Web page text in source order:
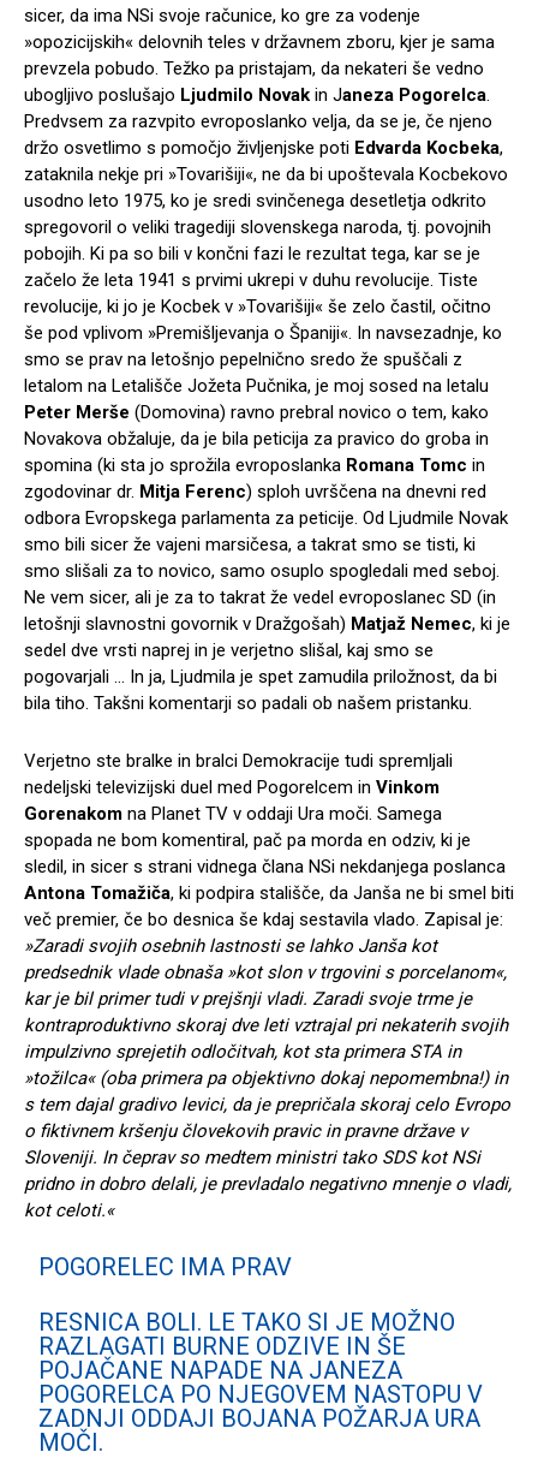
sicer, da ima NSi svoje računice, ko gre za vodenje
»opozicijskih« delovnih teles v državnem zboru, kjer je sama
prevzela pobudo. Težko pa pristajam, da nekateri še vedno
ubogljivo poslušajo Ljudmilo Novak in Janeza Pogorelca.
Predvsem za razvpito evroposlanko velja, da se je, če njeno
držo osvetlimo s pomočjo življenjske poti Edvarda Kocbeka,
zataknila nekje pri »Tovarišiji«, ne da bi upoštevala Kocbekovo
usodno leto 1975, ko je sredi svinčenega desetletja odkrito
spregovoril o veliki tragediji slovenskega naroda, tj. povojnih
pobojih. Ki pa so bili v končni fazi le rezultat tega, kar se je
začelo že leta 1941 s prvimi ukrepi v duhu revolucije. Tiste
revolucije, ki jo je Kocbek v »Tovarišiji« še zelo častil, očitno
še pod vplivom »Premišljevanja o Španiji«. In navsezadnje, ko
smo se prav na letošnjo pepelnično sredo že spuščali z
letalom na Letališče Jožeta Pučnika, je moj sosed na letalu
Peter Merše (Domovina) ravno prebral novico o tem, kako
Novakova obžaluje, da je bila peticija za pravico do groba in
spomina (ki sta jo sprožila evroposlanka Romana Tomc in
zgodovinar dr. Mitja Ferenc) sploh uvrščena na dnevni red
odbora Evropskega parlamenta za peticije. Od Ljudmile Novak
smo bili sicer že vajeni marsičesa, a takrat smo se tisti, ki
smo slišali za to novico, samo osuplo spogledali med seboj.
Ne vem sicer, ali je za to takrat že vedel evroposlanec SD (in
letošnji slavnostni govornik v Dražgošah) Matjaž Nemec, ki je
sedel dve vrsti naprej in je verjetno slišal, kaj smo se
pogovarjali … In ja, Ljudmila je spet zamudila priložnost, da bi
bila tiho. Takšni komentarji so padali ob našem pristanku.
Verjetno ste bralke in bralci Demokracije tudi spremljali
nedeljski televizijski duel med Pogorelcem in Vinkom
Gorenakom na Planet TV v oddaji Ura moči. Samega
spopada ne bom komentiral, pač pa morda en odziv, ki je
sledil, in sicer s strani vidnega člana NSi nekdanjega poslanca
Antona Tomažiča, ki podpira stališče, da Janša ne bi smel biti
več premier, če bo desnica še kdaj sestavila vlado. Zapisal je:
»Zaradi svojih osebnih lastnosti se lahko Janša kot
predsednik vlade obnaša »kot slon v trgovini s porcelanom«,
kar je bil primer tudi v prejšnji vladi. Zaradi svoje trme je
kontraproduktivno skoraj dve leti vztrajal pri nekaterih svojih
impulzivno sprejetih odločitvah, kot sta primera STA in
»tožilca« (oba primera pa objektivno dokaj nepomembna!) in
s tem dajal gradivo levici, da je prepričala skoraj celo Evropo
o fiktivnem kršenju človekovih pravic in pravne države v
Sloveniji. In čeprav so medtem ministri tako SDS kot NSi
pridno in dobro delali, je prevladalo negativno mnenje o vladi,
kot celoti.«
POGORELEC IMA PRAV
RESNICA BOLI. LE TAKO SI JE MOŽNO
RAZLAGATI BURNE ODZIVE IN ŠE
POJAČANE NAPADE NA JANEZA
POGORELCA PO NJEGOVEM NASTOPU V
ZADNJI ODDAJI BOJANA POŽARJA URA
MOČI.